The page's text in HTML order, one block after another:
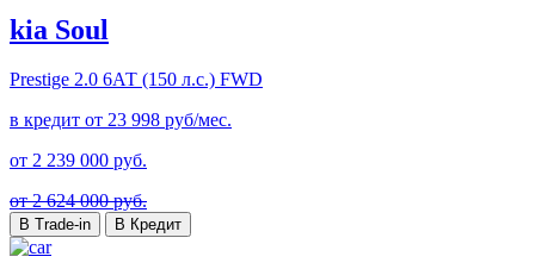
kia Soul
Prestige 2.0 6АТ (150 л.с.) FWD
в кредит от 23 998 руб/мес.
от 2 239 000 руб.
от 2 624 000 руб.
В Trade-in В Кредит